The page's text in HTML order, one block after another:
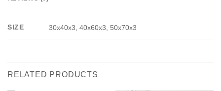
SIZE 30x40x3, 40x60x3, 50x70x3
RELATED PRODUCTS